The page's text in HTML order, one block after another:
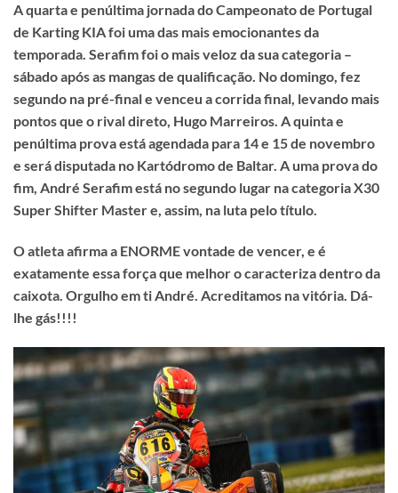
A quarta e penúltima jornada do Campeonato de Portugal
de Karting KIA foi uma das mais emocionantes da
temporada. Serafim foi o mais veloz da sua categoria –
sábado após as mangas de qualificação. No domingo, fez
segundo na pré-final e venceu a corrida final, levando mais
pontos que o rival direto, Hugo Marreiros. A quinta e
penúltima prova está agendada para 14 e 15 de novembro
e será disputada no Kartódromo de Baltar. A uma prova do
fim, André Serafim está no segundo lugar na categoria X30
Super Shifter Master e, assim, na luta pelo título.
O atleta afirma a ENORME vontade de vencer, e é
exatamente essa força que melhor o caracteriza dentro da
caixota. Orgulho em ti André. Acreditamos na vitória. Dá-
lhe gás!!!!